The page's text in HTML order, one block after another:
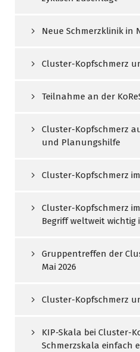
Neue Schmerzklinik in
Cluster-Kopfschmerz
Teilnahme an der
Cluster-Kopfschmerz
und Planungshilfe
Cluster-Kopfschmerz
Cluster-Kopfschmerz
Begriff weltweit wichtig
Gruppentreffen der
Mai 2026
Cluster-Kopfschmerz
KIP-Skala bei Cluster-
Schmerzskala einfach